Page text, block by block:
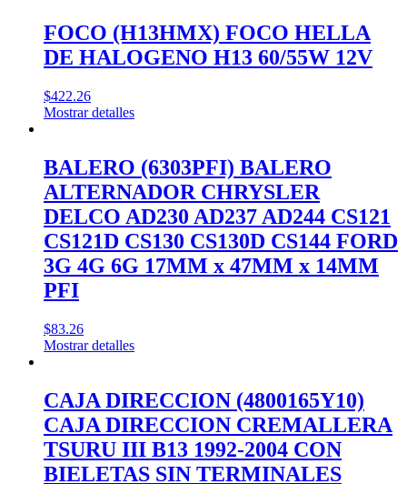
FOCO (H13HMX) FOCO HELLA
DE HALOGENO H13 60/55W 12V
$422.26
Mostrar detalles
BALERO (6303PFI) BALERO
ALTERNADOR CHRYSLER
DELCO AD230 AD237 AD244 CS121
CS121D CS130 CS130D CS144 FORD
3G 4G 6G 17MM x 47MM x 14MM
PFI
$83.26
Mostrar detalles
CAJA DIRECCION (4800165Y10)
CAJA DIRECCION CREMALLERA
TSURU III B13 1992-2004 CON
BIELETAS SIN TERMINALES